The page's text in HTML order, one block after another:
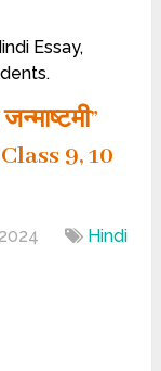
Essay,
9, 10
Hindi